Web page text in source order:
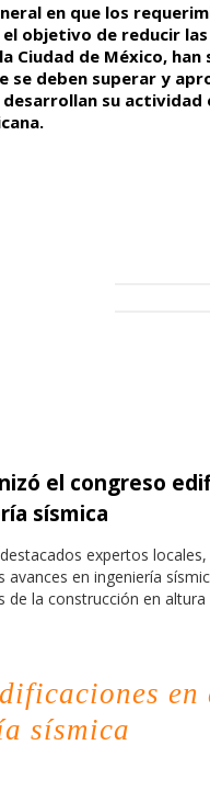
en que los
objetivo de reducir
Ciudad de México,
se deben superar y
su
el congreso
sísmica
expertos
avances en ingeniería
de la construcción en
sísmica